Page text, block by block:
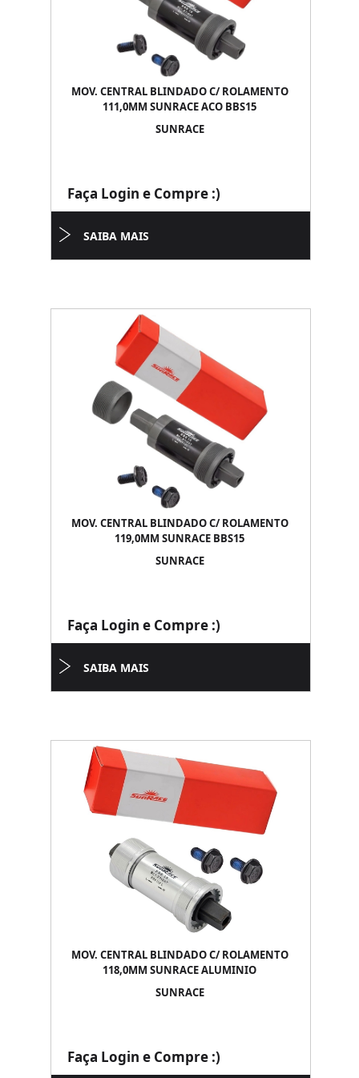
MOV. CENTRAL BLINDADO C/ ROLAMENTO
111,0MM SUNRACE ACO BBS15
SUNRACE
Faça Login e Compre :)
SAIBA MAIS
MOV. CENTRAL BLINDADO C/ ROLAMENTO
119,0MM SUNRACE BBS15
SUNRACE
Faça Login e Compre :)
SAIBA MAIS
MOV. CENTRAL BLINDADO C/ ROLAMENTO
118,0MM SUNRACE ALUMINIO
SUNRACE
Faça Login e Compre :)